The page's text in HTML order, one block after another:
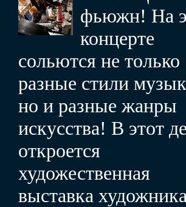
фьюжн! На
концерте
сольются не только
разные стили
но и разные жанры
искусства! В этот
откроется
художественная
выставка